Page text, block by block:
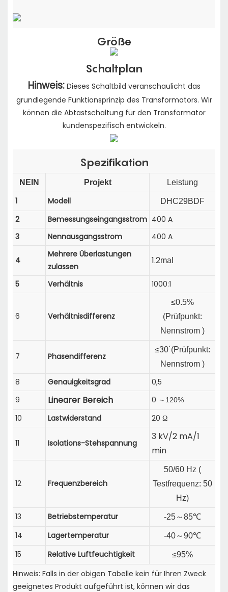
Größe
Schaltplan
Hinweis:Dieses Schaltbild veranschaulicht das
grundlegende Funktionsprinzip des Transformators. Wir
können die Abtastschaltung für den Transformator
kundenspezifisch entwickeln.
Spezifikation
NEIN Projekt Leistung
1 Modell DHC29BDF
2 Bemessungseingangsstrom 400 A
3
Nennausgangsstrom 400 A
4
Mehrere Überlastungen
zulassen
1.2mal
5 Verhältnis 1000:1
6 Verhältnisdifferenz
≤0.5%
(Prüfpunkt:
Nennstrom )
7 Phasendifferenz
≤30´(Prüfpunkt:
Nennstrom )
8 Genauigkeitsgrad
0,5
9
Linearer Bereich 0 ～ 120%
10 Lastwiderstand 20 Ω
11 Isolations-Stehspannung
3 kV/2 mA/1
min
12 Frequenzbereich
50/60 Hz (
Testfrequenz: 50
Hz)
13 Betriebstemperatur -25～85℃
14 Lagertemperatur -40～90℃
15 Relative Luftfeuchtigkeit ≤95%
Hinweis: Falls in der obigen Tabelle kein für Ihren Zweck
geeignetes Produkt aufgeführt ist, können wir das